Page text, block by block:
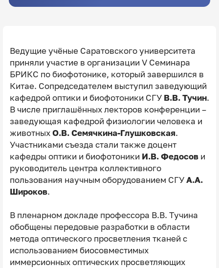
Ведущие учёные Саратовского университета
приняли участие в организации V Семинара
БРИКС по биофотонике, который завершился в
Китае. Сопредседателем выступил заведующий
кафедрой оптики и биофотоники СГУ В.В. Тучин.
В числе приглашённых лекторов конференции –
заведующая кафедрой физиологии человека и
животных О.В. Семячкина-Глушковская.
Участниками съезда стали также доцент
кафедры оптики и биофотоники И.В. Федосови
руководитель центра коллективного
пользования научным оборудованием СГУ А.А.
Широков.
В пленарном докладе профессора В.В. Тучина
обобщены передовые разработки в области
метода оптического просветления тканей с
использованием биосовместимых
иммерсионных оптических просветляющих